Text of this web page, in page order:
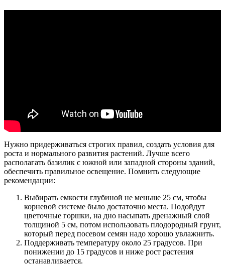
Нужно придерживаться строгих правил, создать условия для
роста и нормального развития растений. Лучше всего
располагать базилик с южной или западной стороны зданий,
обеспечить правильное освещение. Помнить следующие
рекомендации:
Выбирать емкости глубиной не меньше 25 см, чтобы
корневой системе было достаточно места. Подойдут
цветочные горшки, на дно насыпать дренажный слой
толщиной 5 см, потом использовать плодородный грунт,
который перед посевом семян надо хорошо увлажнить.
Поддерживать температуру около 25 градусов. При
понижении до 15 градусов и ниже рост растения
останавливается.